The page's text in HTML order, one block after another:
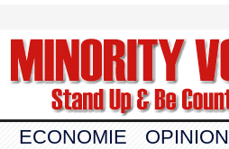
ECONOMIE OPINION